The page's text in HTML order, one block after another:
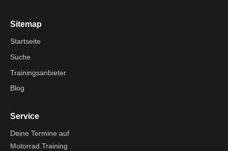
Sitemap
Startseite
Suche
Trainingsanbieter
Blog
Service
Deine Termine auf
Motorrad.Training